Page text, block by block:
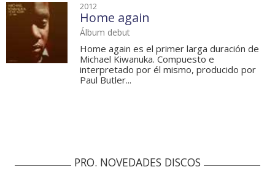
2012
Home again
Álbum debut
Home again es el primer larga duración de
Michael Kiwanuka. Compuesto e
interpretado por él mismo, producido por
Paul Butler...
PRO. NOVEDADES DISCOS